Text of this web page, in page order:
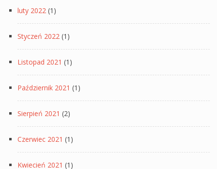
luty 2022 (1)
Styczeń 2022 (1)
Listopad 2021 (1)
Październik 2021 (1)
Sierpień 2021 (2)
Czerwiec 2021 (1)
Kwiecień 2021 (1)